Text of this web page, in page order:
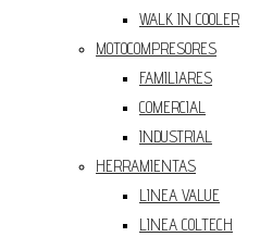
WALK IN COOLER
MOTOCOMPRESORES
FAMILIARES
COMERCIAL
INDUSTRIAL
HERRAMIENTAS
LINEA VALUE
LINEA COLTECH